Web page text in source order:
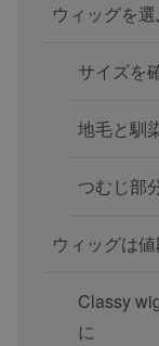
ウィッグを
サイズを
地毛と馴
つむじ部
ウィッグは
Classy
に